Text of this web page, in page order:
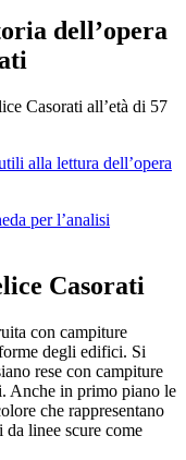
dell’opera
Casorati all’età di 57
alla lettura dell’opera
per l’analisi
Casorati
con campiture
degli edifici. Si
rese con campiture
Anche in primo piano le
che rappresentano
linee scure come